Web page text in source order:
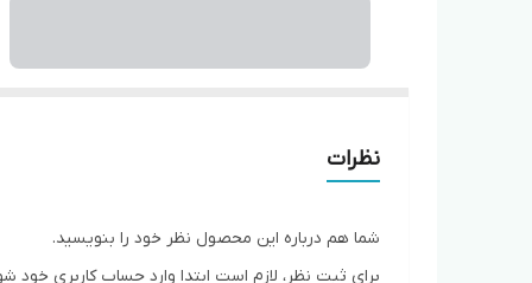
نظرات
شما هم درباره این محصول نظر خود را بنویسید.
برای ثبت نظر، لازم است ابتدا وارد حساب کاربری خود